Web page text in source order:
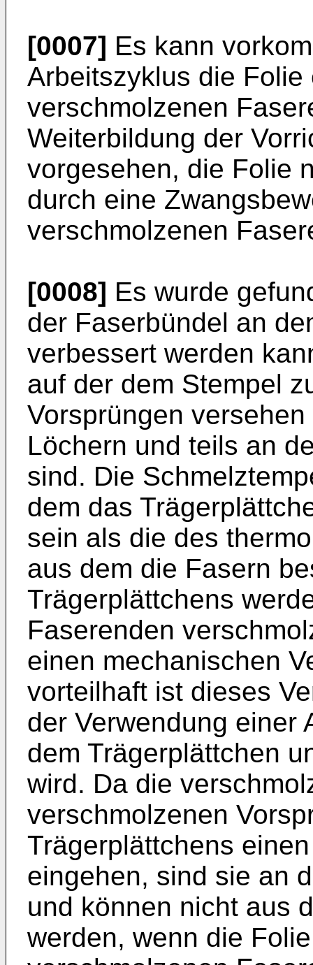
[0007] Es kann
Arbeitszyklus die
verschmolzenen
Weiterbildung der
vorgesehen, die Folie
durch eine
verschmolzenen
[0008] Es wurde
der Faserbündel an
verbessert werden
auf der dem Stempel
Vorsprüngen
Löchern und teils an
sind. Die
dem das
sein als die des
aus dem die Fasern
Trägerplättchens
Faserenden
einen mechanischen
vorteilhaft ist dieses
der Verwendung einer
dem Trägerplättchen
wird. Da die
verschmolzenen
Trägerplättchens
eingehen, sind sie an
und können nicht aus
werden, wenn die